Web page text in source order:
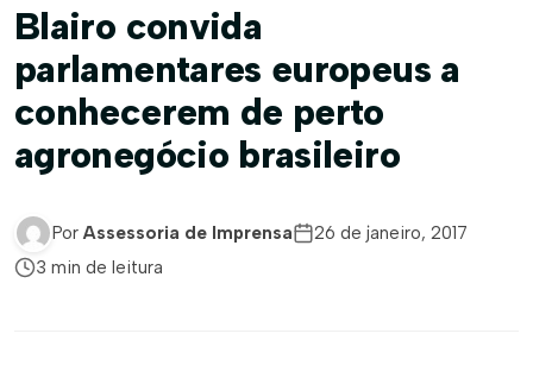
Blairo convida
parlamentares europeus a
conhecerem de perto
agronegócio brasileiro
Por Assessoria de Imprensa
26 de janeiro, 2017
3 min de leitura